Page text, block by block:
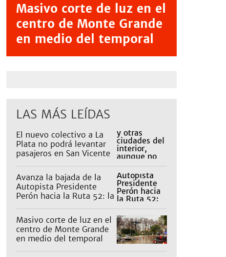
Masivo corte de luz en el
centro de Monte Grande
en medio del temporal
LAS MÁS LEÍDAS
El nuevo colectivo a La
Plata no podrá levantar
pasajeros en San Vicente
Avanza la bajada de la
Autopista Presidente
Perón hacia la Ruta 52: la
Masivo corte de luz en el
centro de Monte Grande
en medio del temporal